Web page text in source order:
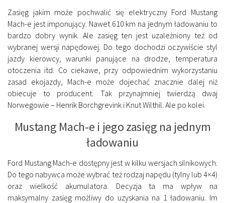
Zasięg jakim może pochwalić się elektryczny Ford Mustang
Mach-e jest imponujący. Nawet 610 km na jednym ładowaniu to
bardzo dobry wynik. Ale zasięg ten jest uzależniony też od
wybranej wersji napędowej. Do tego dochodzi oczywiście styl
jazdy kierowcy, warunki panujące na drodze, temperatura
otoczenia itd. Co ciekawe, przy odpowiednim wykorzystaniu
zasad ekojazdy, Mach-e może dojechać znacznie dalej niż
obiecuje to producent. Tak przynajmniej twierdzą dwaj
Norwegowie – Henrik Borchgrevink i Knut Wilthil. Ale po kolei.
Mustang Mach-e i jego zasięg na jednym
ładowaniu
Ford Mustang Mach-e dostępny jest w kilku wersjach silnikowych.
Do tego nabywca może wybrać też rodzaj napędu (tylny lub 4×4)
oraz wielkość akumulatora. Decyzja ta ma wpływ na
maksymalny zasięg możliwy do uzyskania na 1 ładowaniu. Im